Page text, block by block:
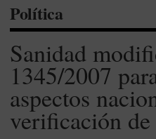
Política
Sanidad
1345/2007
aspectos
verificación